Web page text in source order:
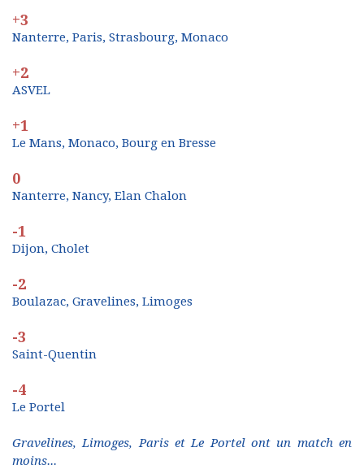
+3
Nanterre, Paris, Strasbourg, Monaco
+2
ASVEL
+1
Le Mans, Monaco, Bourg en Bresse
0
Nanterre, Nancy, Elan Chalon
-1
Dijon, Cholet
-2
Boulazac, Gravelines, Limoges
-3
Saint-Quentin
-4
Le Portel
Gravelines, Limoges, Paris et Le Portel ont un match en
moins...